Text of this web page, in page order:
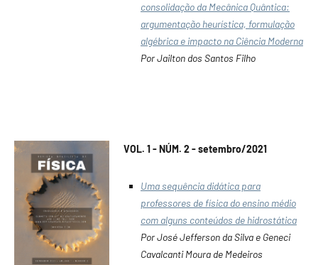
consolidação da Mecânica Quântica:
argumentação heurística, formulação
algébrica e impacto na Ciência Moderna
Por Jailton dos Santos Filho
VOL. 1 - NÚM. 2 - setembro/2021
Uma sequência didática para
professores de física do ensino médio
com alguns conteúdos de hidrostática
Por José Jefferson da Silva e Geneci
Cavalcanti Moura de Medeiros